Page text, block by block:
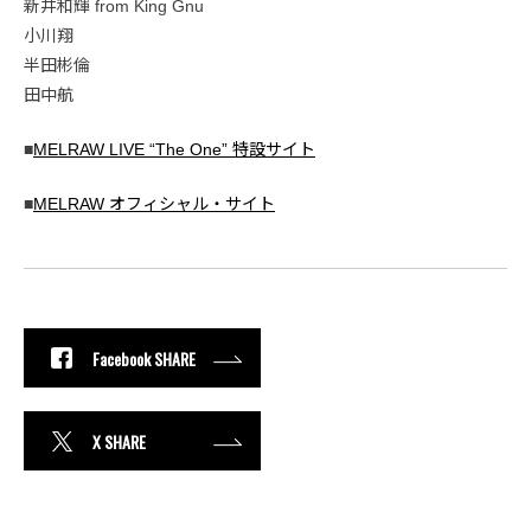
新井和輝 from King Gnu
小川翔
半田彬倫
田中航
■MELRAW LIVE “The One” 特設サイト
■MELRAW オフィシャル・サイト
Facebook SHARE
X SHARE